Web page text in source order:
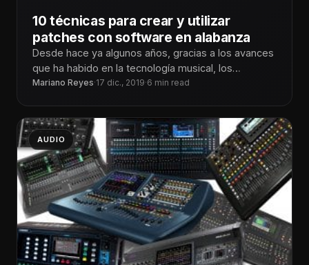
10 técnicas para crear y utilizar
patches con software en alabanza
Desde hace ya algunos años, gracias a los avances
que ha habido en la tecnología musical, los
tecladistas tenemos los
Mariano Reyes·17 dic., 2019·6 min read
AUDIO